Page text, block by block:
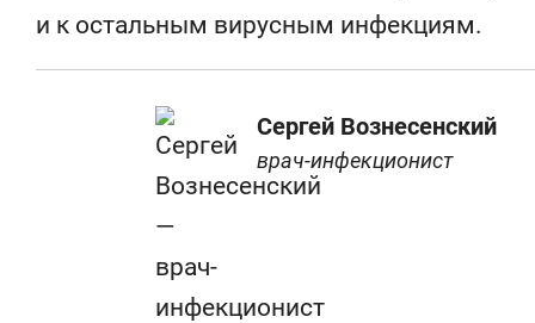
и к остальным вирусным инфекциям.
Сергей Вознесенский
врач-инфекционист